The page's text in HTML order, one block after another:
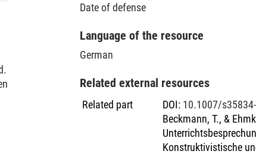
Date of defense
Language of the resource
German
Related external resources
Related part DOI: 10.1007/
Beckmann, T., &
Konstruktivistische